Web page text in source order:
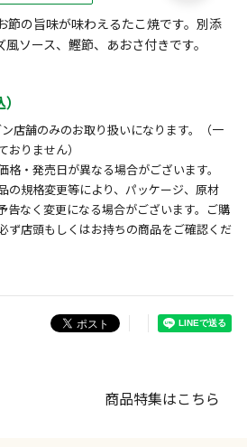
節の旨味が味わえるたこ焼です。別添
ソース、鰹節、あおさ付きです。
店舗のみのお取り扱いになります。（一
りません）
・発売日が異なる場合がございます。
の規格変更等により、パッケージ、原材
告なく変更になる場合がございます。ご購
ず店頭もしくはお持ちの商品をご確認くだ
商品特集はこちら